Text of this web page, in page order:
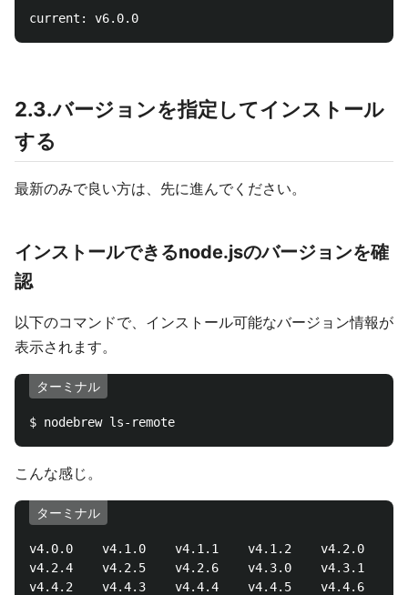
2.3.バージョンを指定してインストール
する
最新のみで良い方は、先に進んでください。
インストールできるnode.jsのバージョンを確
認
以下のコマンドで、インストール可能なバージョン情報が
表示されます。
ターミナル
こんな感じ。
ターミナル
v4.0.0    v4.1.0    v4.1.1    v4.1.2    v4.2.0
v4.2.4    v4.2.5    v4.2.6    v4.3.0    v4.3.1
v4.4.2    v4.4.3    v4.4.4    v4.4.5    v4.4.6